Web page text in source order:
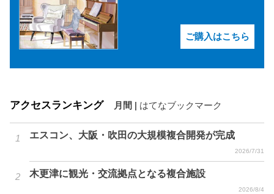
ご購入はこちら
アクセスランキング 月間 はてなブックマーク
エスコン、大阪・吹田の大規模複合開発が完成
2026/7/31
木更津に観光・交流拠点となる複合施設
2026/8/4